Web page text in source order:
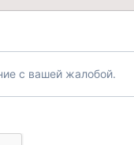
с вашей жалобой.